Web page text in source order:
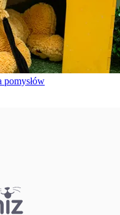
pomysłów